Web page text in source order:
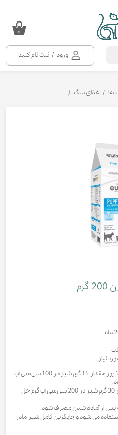
ورود / ثبت نام کنید
۰
ها غذای سگ
نیاز
روش مصرف: برای توله سگ های بین 0-20 روز مقدار 15 گرم شیر در 100 سی سی آب
برای سگ های با سن بیشتر از 20 روزمقدار 30 گرم شیر در 200 سی سی آب گرم حل
می شود و جایگزین کامل شیر مادر